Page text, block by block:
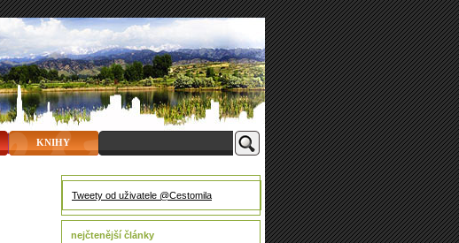
KNIHY
Tweety od uživatele @Cestomila
nejčtenější články